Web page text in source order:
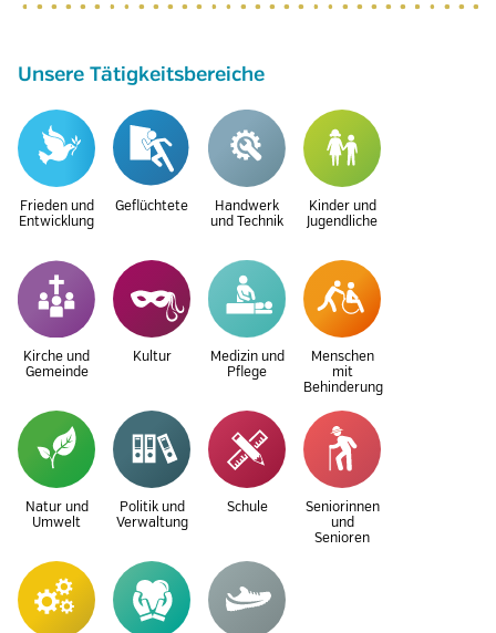
Unsere Tätigkeitsbereiche
Frieden und
Entwicklung
Geflüchtete
Handwerk
und Technik
Kinder und
Jugendliche
Kirche und
Gemeinde
Kultur
Medizin und
Pflege
Menschen
mit
Behinderung
Natur und
Umwelt
Politik und
Verwaltung
Schule
Seniorinnen
und
Senioren